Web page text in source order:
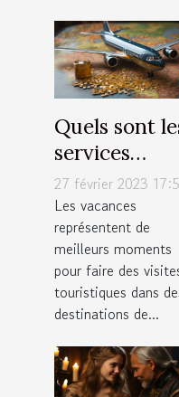
Quels sont
services
proposés par
une agence
de tourisme ?
27 février 2023
Les vacances
représentent de
meilleurs moments
pour faire des
touristiques dans
destinations de...